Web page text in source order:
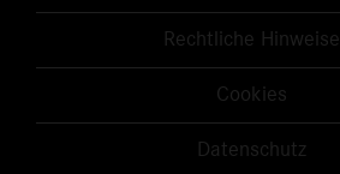
Rechtliche Hinweise
Cookies
Datenschutz